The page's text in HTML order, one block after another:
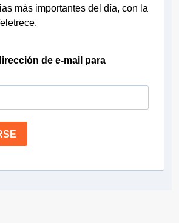
más importantes del día, con la
de e-mail para